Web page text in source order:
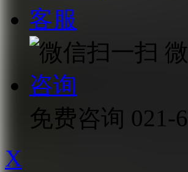
客服
咨询
免费咨询 021-
X